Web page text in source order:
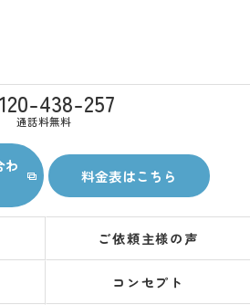
438-257
通話料無料
わ
料金表はこちら
ご依頼主様の声
コンセプト